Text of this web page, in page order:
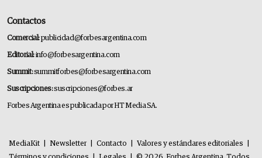
Contactos
Comercial:publicidad@forbesargentina.com
Editorial:info@forbesargentina.com
Summit:summitforbes@forbesargentina.com
Suscripciones:suscripciones@forbes.ar
Forbes Argentina es publicada por HT Media SA.
MediaKit Newsletter Contacto Valores y estándares editoriales